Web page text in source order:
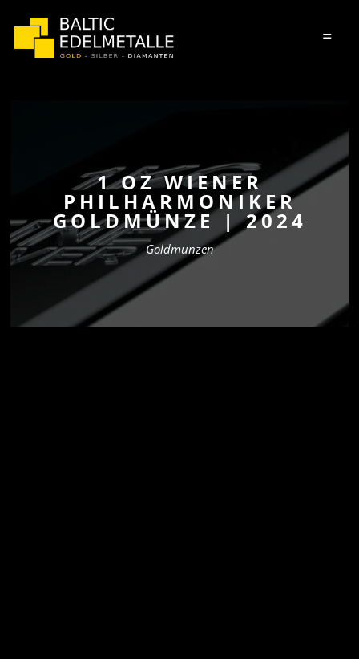
=
1 OZ WIENER
PHILHARMONIKER
GOLDMÜNZE | 2024
Goldmünzen